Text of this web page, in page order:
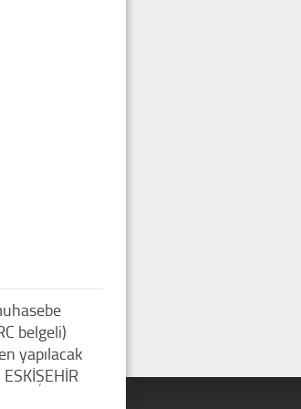
belgeli)
yapılacak